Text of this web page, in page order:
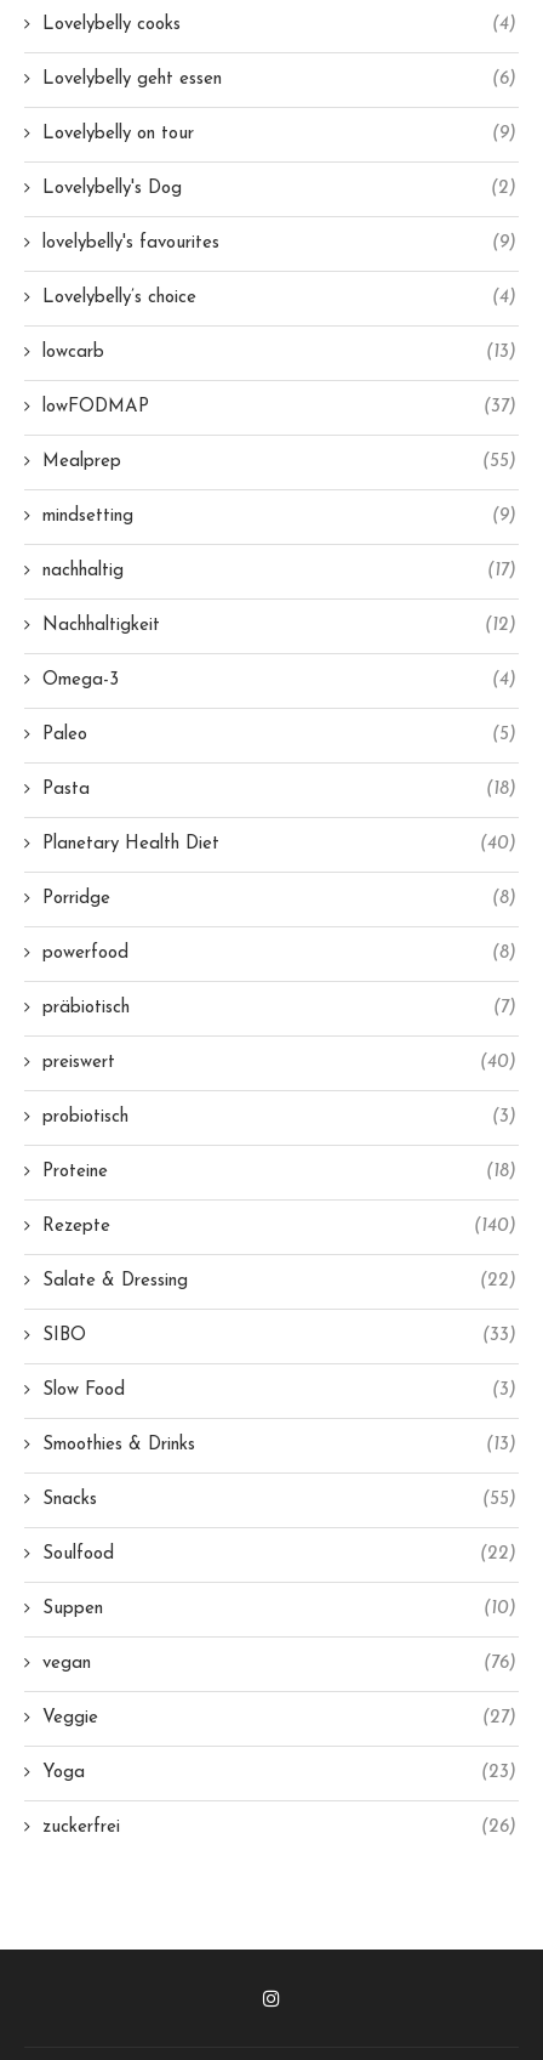
Lovelybelly cooks (4)
Lovelybelly geht essen (6)
Lovelybelly on tour (9)
Lovelybelly's Dog (2)
lovelybelly's favourites (9)
Lovelybelly’s choice (4)
lowcarb (13)
lowFODMAP (37)
Mealprep (55)
mindsetting (9)
nachhaltig (17)
Nachhaltigkeit (12)
Omega-3 (4)
Paleo (5)
Pasta (18)
Planetary Health Diet (40)
Porridge (8)
powerfood (8)
präbiotisch (7)
preiswert (40)
probiotisch (3)
Proteine (18)
Rezepte (140)
Salate & Dressing (22)
SIBO (33)
Slow Food (3)
Smoothies & Drinks (13)
Snacks (55)
Soulfood (22)
Suppen (10)
vegan (76)
Veggie (27)
Yoga (23)
zuckerfrei (26)